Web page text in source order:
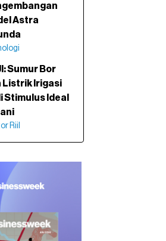
Astra
Sumur Bor
Listrik Irigasi
Stimulus Ideal
Riil